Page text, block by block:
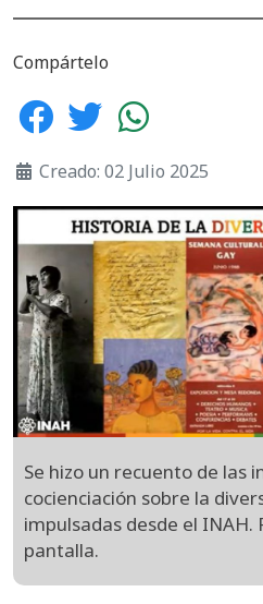
Compártelo
Creado: 02 Julio 2025
Se hizo un recuento de las
cocienciación sobre la
impulsadas desde el INAH.
pantalla.